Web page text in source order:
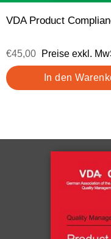
VDA Product
€45,00 Preise exkl.